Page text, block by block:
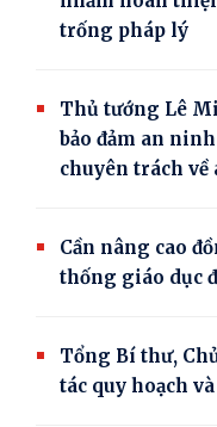
trống pháp lý
Thủ tướng Lê
bảo đảm an
chuyên trách
Cần nâng cao
thống giáo dục
Tổng Bí thư,
tác quy hoạch